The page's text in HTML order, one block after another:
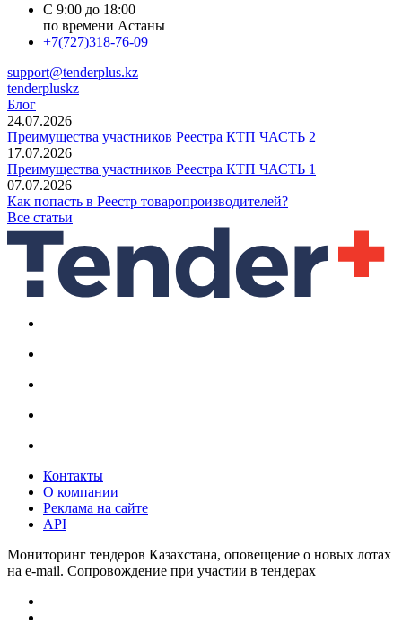
С 9:00 до 18:00
по времени Астаны
+7(727)318-76-09
support@tenderplus.kz
tenderpluskz
Блог
24.07.2026
Преимущества участников Реестра КТП ЧАСТЬ 2
17.07.2026
Преимущества участников Реестра КТП ЧАСТЬ 1
07.07.2026
Как попасть в Реестр товаропроизводителей?
Все статьи
Контакты
О компании
Реклама на сайте
API
Мониторинг тендеров Казахстана, оповещение о новых лотах
на e-mail. Сопровождение при участии в тендерах